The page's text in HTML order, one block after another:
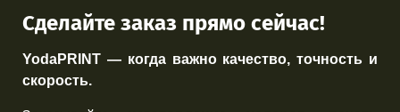
Сделайте заказ прямо сейчас!
YodaPRINT — когда важно качество, точность и
скорость.